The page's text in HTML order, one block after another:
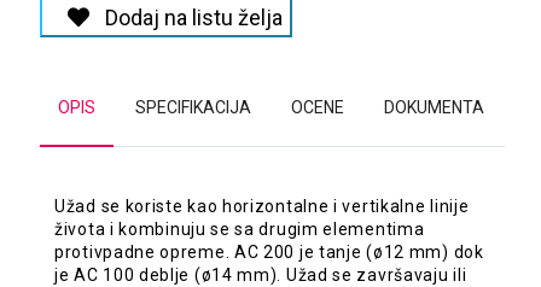
Dodaj na listu želja
OPIS SPECIFIKACIJA OCENE DOKUMENTA
Užad se koriste kao horizontalne i vertikalne linije
života i kombinuju se sa drugim elementima
protivpadne opreme. AC 200 je tanje (ø12 mm) dok
je AC 100 deblje (ø14 mm). Užad se završavaju ili